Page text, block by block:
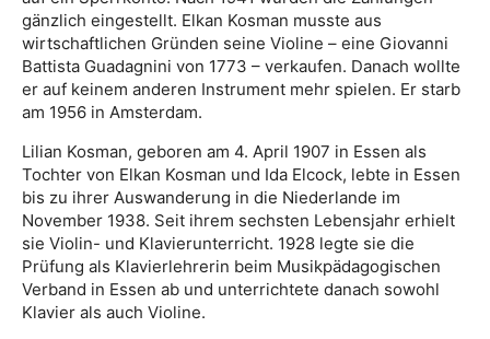
gänzlich eingestellt. Elkan Kosman musste aus
wirtschaftlichen Gründen seine Violine – eine Giovanni
Battista Guadagnini von 1773 – verkaufen. Danach wollte
er auf keinem anderen Instrument mehr spielen. Er starb
am 1956 in Amsterdam.
Lilian Kosman, geboren am 4. April 1907 in Essen als
Tochter von Elkan Kosman und Ida Elcock, lebte in Essen
bis zu ihrer Auswanderung in die Niederlande im
November 1938. Seit ihrem sechsten Lebensjahr erhielt
sie Violin- und Klavierunterricht. 1928 legte sie die
Prüfung als Klavierlehrerin beim Musikpädagogischen
Verband in Essen ab und unterrichtete danach sowohl
Klavier als auch Violine.